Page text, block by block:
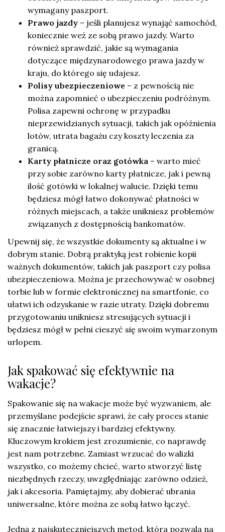
wymagany paszport.
Prawo jazdy – jeśli planujesz wynająć samochód,
koniecznie weź ze sobą prawo jazdy. Warto
również sprawdzić, jakie są wymagania
dotyczące międzynarodowego prawa jazdy w
kraju, do którego się udajesz.
Polisy ubezpieczeniowe – z pewnością nie
można zapomnieć o ubezpieczeniu podróżnym.
Polisa zapewni ochronę w przypadku
nieprzewidzianych sytuacji, takich jak opóźnienia
lotów, utrata bagażu czy koszty leczenia za
granicą.
Karty płatnicze oraz gotówka – warto mieć
przy sobie zarówno karty płatnicze, jak i pewną
ilość gotówki w lokalnej walucie. Dzięki temu
będziesz mógł łatwo dokonywać płatności w
różnych miejscach, a także unikniesz problemów
związanych z dostępnością bankomatów.
Upewnij się, że wszystkie dokumenty są aktualne i w
dobrym stanie. Dobrą praktyką jest robienie kopii
ważnych dokumentów, takich jak paszport czy polisa
ubezpieczeniowa. Można je przechowywać w osobnej
torbie lub w formie elektronicznej na smartfonie, co
ułatwi ich odzyskanie w razie utraty. Dzięki dobremu
przygotowaniu unikniesz stresujących sytuacji i
będziesz mógł w pełni cieszyć się swoim wymarzonym
urlopem.
Jak spakować się efektywnie na
wakacje?
Spakowanie się na wakacje może być wyzwaniem, ale
przemyślane podejście sprawi, że cały proces stanie
się znacznie łatwiejszy i bardziej efektywny.
Kluczowym krokiem jest zrozumienie, co naprawdę
jest nam potrzebne. Zamiast wrzucać do walizki
wszystko, co możemy chcieć, warto stworzyć listę
niezbędnych rzeczy, uwzględniając zarówno odzież,
jak i akcesoria. Pamiętajmy, aby dobierać ubrania
uniwersalne, które można ze sobą łatwo łączyć.
Jedną z najskuteczniejszych metod, która pozwala na